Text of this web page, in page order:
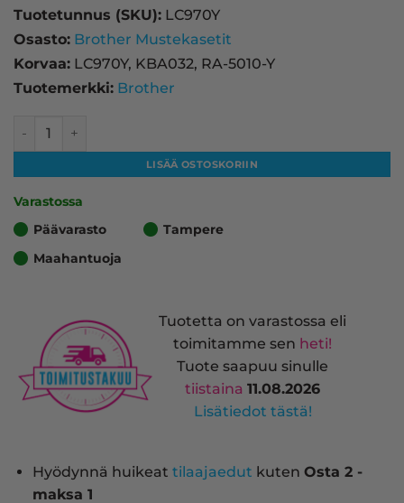
Tuotetunnus (SKU): LC970Y
Osasto: Brother Mustekasetit
Korvaa: LC970Y, KBA032, RA-5010-Y
Tuotemerkki: Brother
Brother LC970Y mustekasetti, keltainen – tarvike,
LISÄÄ OSTOSKORIIN
Varastossa
Päävarasto
Tampere
Maahantuoja
Tuotetta on varastossa eli
toimitamme sen heti!
Tuote saapuu sinulle
tiistaina11.08.2026
Lisätiedot tästä!
Hyödynnä huikeat tilaajaedut kuten Osta 2 -
maksa 1